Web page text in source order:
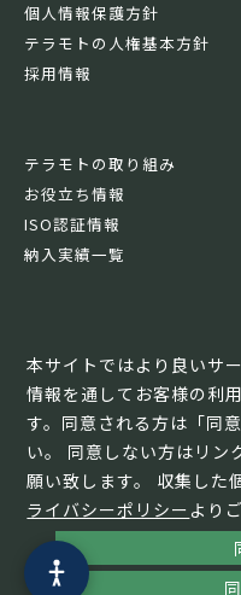
本サイトではより良いサ
情報を通してお客様の利
す。同意される方は「同
い。 同意しない方はリン
願い致します。 収集した
ライバシーポリシー より
個人情報保護方針
テラモトの人権基本方針
採用情報
テラモトの取り組み
お役立ち情報
ISO認証情報
納入実績一覧
©